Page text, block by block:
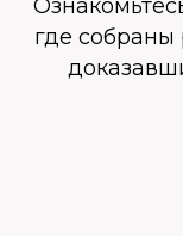
где